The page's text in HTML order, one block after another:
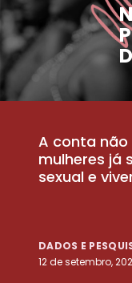
A conta não
mulheres já
sexual e
DADOS E
12 de setembro,